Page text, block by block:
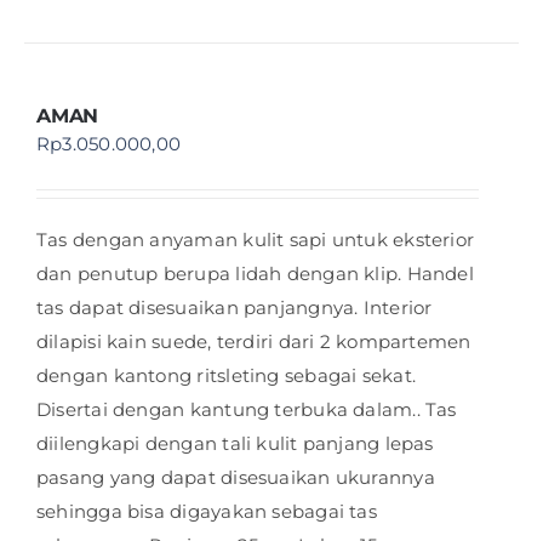
AMAN
Rp3.050.000,00
Tas dengan anyaman kulit sapi untuk eksterior
dan penutup berupa lidah dengan klip. Handel
tas dapat disesuaikan panjangnya. Interior
dilapisi kain suede, terdiri dari 2 kompartemen
dengan kantong ritsleting sebagai sekat.
Disertai dengan kantung terbuka dalam.. Tas
diilengkapi dengan tali kulit panjang lepas
pasang yang dapat disesuaikan ukurannya
sehingga bisa digayakan sebagai tas